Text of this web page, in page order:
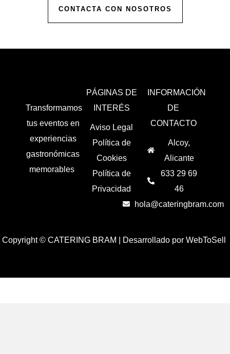
CONTACTA CON NOSOTROS
PÁGINAS DE
INTERÉS
Aviso Legal
Política de
Cookies
Política de
Privacidad
Transformamos
tus eventos en
experiencias
gastronómicas
memorables
INFORMACIÓN
DE
CONTACTO
Alcoy,
Alicante
633 29 69
46
hola@cateringbram.com
Copyright © CATERING BRAM | Desarrollado por WebToSell